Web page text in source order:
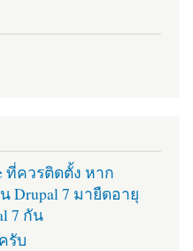
ที่ควรติดตั้ง หาก
Drupal 7 มายืดอายุ
7 กัน
รับ